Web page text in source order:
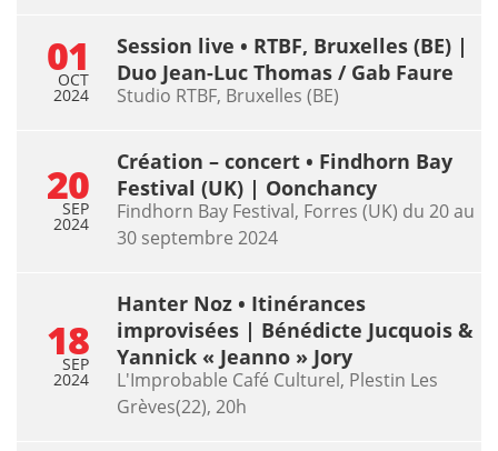
01
OCT
2024
Session live • RTBF, Bruxelles (BE) |
Duo Jean-Luc Thomas / Gab Faure
Studio RTBF, Bruxelles (BE)
20
SEP
2024
Création – concert • Findhorn Bay
Festival (UK) | Oonchancy
Findhorn Bay Festival, Forres (UK) du 20 au
30 septembre 2024
18
SEP
2024
Hanter Noz • Itinérances
improvisées | Bénédicte Jucquois &
Yannick « Jeanno » Jory
L'Improbable Café Culturel, Plestin Les
Grèves(22), 20h